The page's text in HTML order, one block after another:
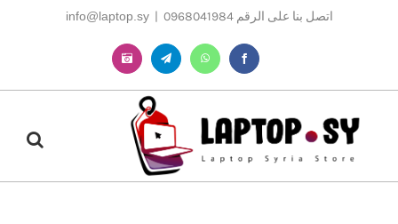
اتصل بنا على الرقم 0968041984 |
info@laptop.sy
Facebook
WhatsApp
Telegram
Instagram